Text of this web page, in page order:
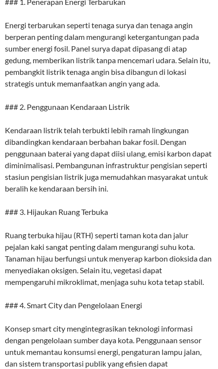
Energi terbarukan seperti tenaga surya dan tenaga angin
berperan penting dalam mengurangi ketergantungan pada
sumber energi fosil. Panel surya dapat dipasang di atap
gedung, memberikan listrik tanpa mencemari udara. Selain itu,
pembangkit listrik tenaga angin bisa dibangun di lokasi
strategis untuk memanfaatkan angin yang ada.
### 2. Penggunaan Kendaraan Listrik
Kendaraan listrik telah terbukti lebih ramah lingkungan
dibandingkan kendaraan berbahan bakar fosil. Dengan
penggunaan baterai yang dapat diisi ulang, emisi karbon dapat
diminimalisasi. Pembangunan infrastruktur pengisian seperti
stasiun pengisian listrik juga memudahkan masyarakat untuk
beralih ke kendaraan bersih ini.
### 3. Hijaukan Ruang Terbuka
Ruang terbuka hijau (RTH) seperti taman kota dan jalur
pejalan kaki sangat penting dalam mengurangi suhu kota.
Tanaman hijau berfungsi untuk menyerap karbon dioksida dan
menyediakan oksigen. Selain itu, vegetasi dapat
mempengaruhi mikroklimat, menjaga suhu kota tetap stabil.
### 4. Smart City dan Pengelolaan Energi
Konsep smart city mengintegrasikan teknologi informasi
dengan pengelolaan sumber daya kota. Penggunaan sensor
untuk memantau konsumsi energi, pengaturan lampu jalan,
dan sistem transportasi publik yang efisien dapat